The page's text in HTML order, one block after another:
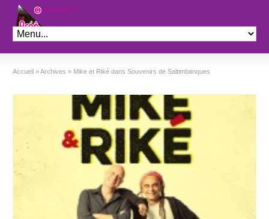
Théâtre le Préo
Accueil »Archives » Mike et Riké dans Souvenirs de Saltimbanques